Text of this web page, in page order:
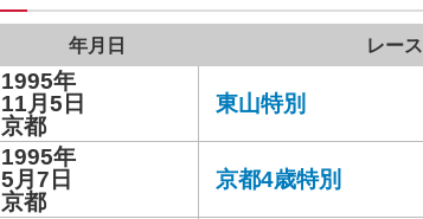
年月日 レース
1995年
11月5日
京都
東山特別
1995年
5月7日
京都
京都4歳特別